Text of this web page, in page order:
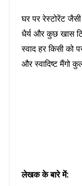
घर पर रेस्टोरेंट
धैर्य और कुछ खास
स्वाद हर किसी को
और स्वादिष्ट मैंगो
लेखक के बारे में: